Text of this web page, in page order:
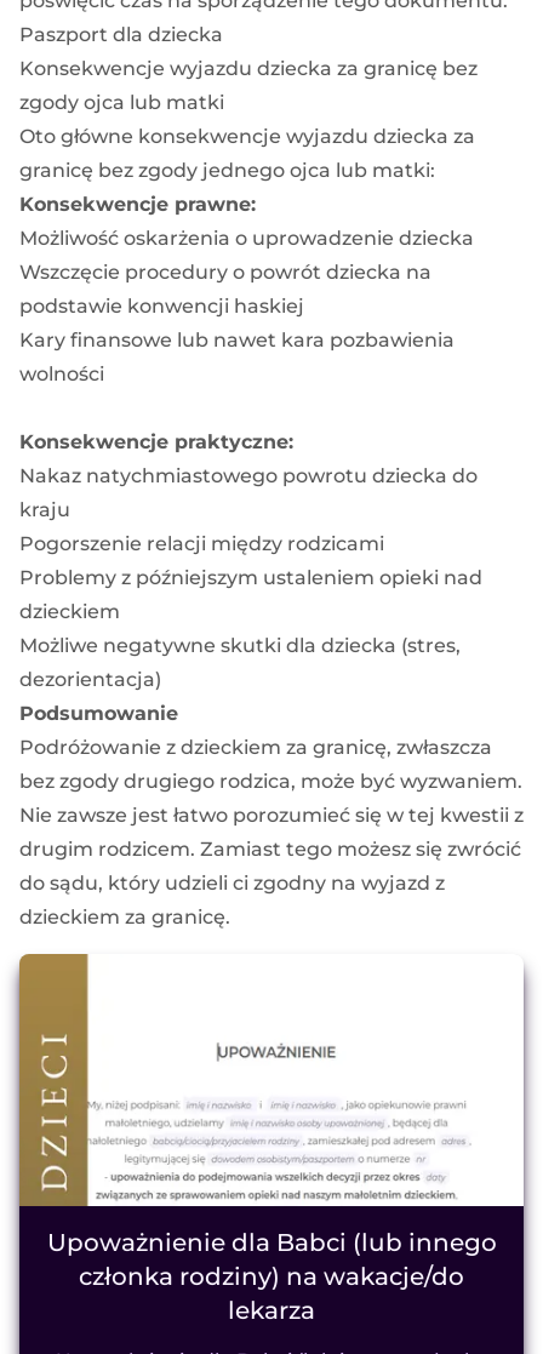
Paszport dla dziecka
Konsekwencje wyjazdu dziecka za granicę bez
zgody ojca lub matki
Oto główne konsekwencje wyjazdu dziecka za
granicę bez zgody jednego ojca lub matki:
Konsekwencje prawne:
Możliwość oskarżenia o uprowadzenie dziecka
Wszczęcie procedury o powrót dziecka na
podstawie konwencji haskiej
Kary finansowe lub nawet kara pozbawienia
wolności
Konsekwencje praktyczne:
Nakaz natychmiastowego powrotu dziecka do
kraju
Pogorszenie relacji między rodzicami
Problemy z późniejszym ustaleniem opieki nad
dzieckiem
Możliwe negatywne skutki dla dziecka (stres,
dezorientacja)
Podsumowanie
Podróżowanie z dzieckiem za granicę, zwłaszcza
bez zgody drugiego rodzica, może być wyzwaniem.
Nie zawsze jest łatwo porozumieć się w tej kwestii z
drugim rodzicem. Zamiast tego możesz się zwrócić
do sądu, który udzieli ci zgodny na wyjazd z
dzieckiem za granicę.
Upoważnienie dla Babci (lub innego
członka rodziny) na wakacje/do
lekarza